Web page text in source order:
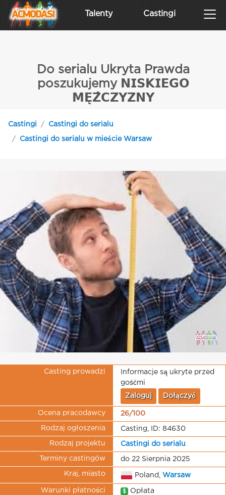
Talenty Castingi
Do serialu Ukryta Prawda
poszukujemy 𝗡𝗜𝗦𝗞𝗜𝗘𝗚𝗢
𝗠𝗘̨𝗭̇𝗖𝗭𝗬𝗭𝗡𝗬
Castingi Castingi do serialu
Castingi do serialu w mieście Warsaw
Casting prowadzi
Informacje są ukryte przed
gośćmi
Zaloguj Dołączyć
Ocena pracodawcy 26/100
Rodzaj ogłoszenia Casting, ID: 84630
Rodzaj projektu Castingi do serialu
Terminy castingów do 22 Sierpnia 2025
Kraj, miasto Poland, Warsaw
Warunki płatności $ Opłata